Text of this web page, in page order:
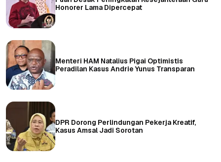
Honorer Lama Dipercepat
Menteri HAM Natalius Pigai Optimistis
Peradilan Kasus Andrie Yunus Transparan
DPR Dorong Perlindungan Pekerja Kreatif,
Kasus Amsal Jadi Sorotan